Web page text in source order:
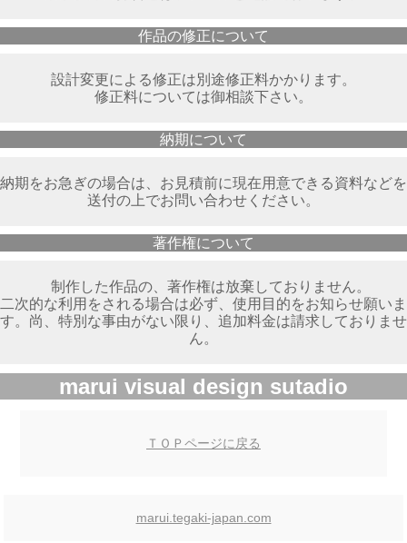
作品の修正について
設計変更による修正は別途修正料かかります。
修正料については御相談下さい。
納期について
納期をお急ぎの場合は、お見積前に現在用意できる資料などを
送付の上でお問い合わせください。
著作権について
制作した作品の、著作権は放棄しておりません。
二次的な利用をされる場合は必ず、使用目的をお知らせ願いま
す。尚、特別な事由がない限り、追加料金は請求しておりませ
ん。
marui visual design sutadio
ＴＯＰページに戻る
marui.tegaki-japan.com